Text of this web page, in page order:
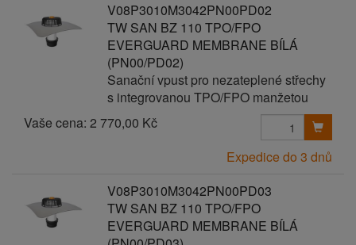
V08P3010M3042PN00PD02
TW SAN BZ 110 TPO/FPO
EVERGUARD MEMBRANE BÍLÁ
(PN00/PD02)
Sanační vpust pro nezateplené střechy
s integrovanou TPO/FPO manžetou
Vaše cena: 2 770,00 Kč
Expedice do 3 dnů
V08P3010M3042PN00PD03
TW SAN BZ 110 TPO/FPO
EVERGUARD MEMBRANE BÍLÁ